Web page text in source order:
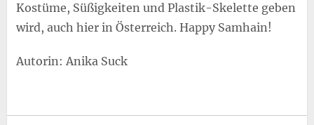
Kostüme, Süßigkeiten und Plastik-Skelette geben
wird, auch hier in Österreich. Happy Samhain!
Autorin: Anika Suck